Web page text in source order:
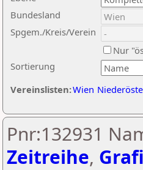
Sortierung
Bundesland
Spgem./Kreis/Verein
Nur
Vereinslisten:Wien
Pnr:132931
Zeitreihe,